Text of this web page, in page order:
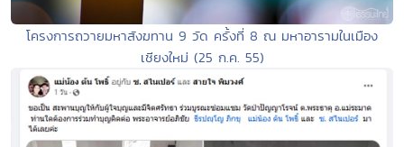
โครงการถวายมหาสังฆทาน 9 วัด ครั้งที่ 8 ณ มหาอารามในเมือง
เชียงใหม่ (25 ก.ค. 55)